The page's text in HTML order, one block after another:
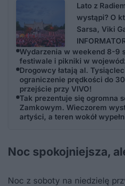
Lato z
wystąpi? O
Sarsa, Viki
Wydarzenia w weekend 8-9
festiwale i pikniki w
Drogowcy łatają al.
ograniczenie prędkości do
przejście przy VIVO!
Tak prezentuje się ogromna
Zamkowym. Wieczorem
artyści, a teren wokół
Noc spokojniejsza,
Noc z soboty na niedzielę